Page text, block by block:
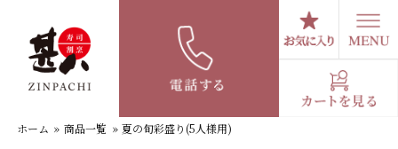
夏の旬彩盛り(5人様用)
ホーム » 商品一覧 » 夏の旬彩盛り(5人様用)